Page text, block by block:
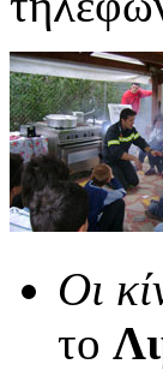
Οι
το